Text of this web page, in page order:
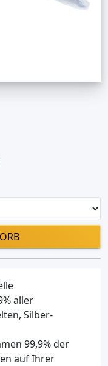
aller
Silber-
99,9% der
auf Ihrer